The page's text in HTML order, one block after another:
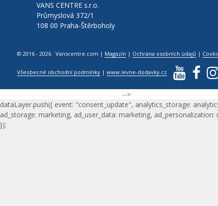
VANS CENTRE s.r.o.
Průmyslová 372/1
108 00 Praha-Štěrboholy
© 2016 - 2026 Vanscentre.com | Magazín | Ochrana osobních údajů |
Všeobecné obchodní podmínky |www.levne-dodavky.cz
-->
dataLayer.push({ event: "consent_update", analytics_storage:
ad_storage: marketing, ad_user_data: marketing, ad_personalization:
});